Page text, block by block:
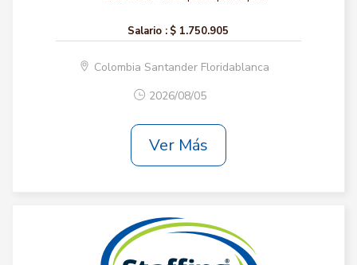
Salario : $ 1.750.905
Colombia Santander Floridablanca
2026/08/05
Ver Más